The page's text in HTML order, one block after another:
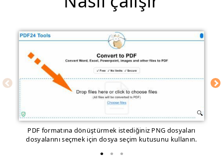
PDF formatına dönüştürmek istediğiniz PNG dosyaları
dosyalarını seçmek için dosya seçim kutusunu kullanın.